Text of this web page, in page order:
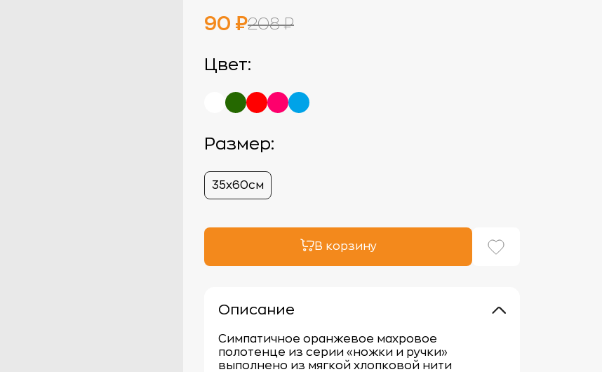
90 ₽208 ₽
Цвет:
Размер:
35х60см
В корзину
Описание
Симпатичное оранжевое махровое
полотенце из серии «ножки и ручки»
выполнено из мягкой хлопковой нити